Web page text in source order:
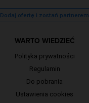
Dodaj ofertę i zostań partnerem
WARTO WIEDZIEĆ
Polityka prywatności
Regulamin
Do pobrania
Ustawienia cookies